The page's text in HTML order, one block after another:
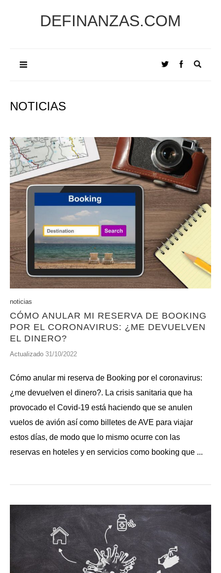
DEFINANZAS.COM
NOTICIAS
noticias
CÓMO ANULAR MI RESERVA DE BOOKING
POR EL CORONAVIRUS: ¿ME DEVUELVEN
EL DINERO?
Actualizado 31/10/2022
Cómo anular mi reserva de Booking por el coronavirus:
¿me devuelven el dinero?. La crisis sanitaria que ha
provocado el Covid-19 está haciendo que se anulen
vuelos de avión así como billetes de AVE para viajar
estos días, de modo que lo mismo ocurre con las
reservas en hoteles y en servicios como booking que ...